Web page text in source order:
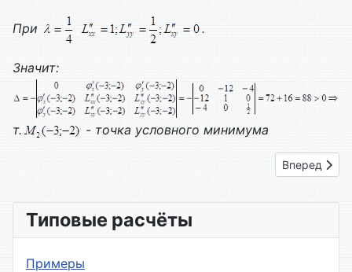
При .
Значит:
т. - точка условного минимума
Следующий:
Вперед
Типовые расчёты
Примеры